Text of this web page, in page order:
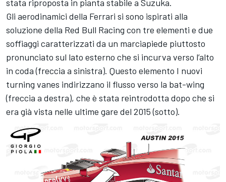
stata riproposta in pianta stabile a Suzuka.
Gli aerodinamici della Ferrari si sono ispirati alla
soluzione della Red Bull Racing con tre elementi e due
soffiaggi caratterizzati da un marciapiede piuttosto
pronunciato sul lato esterno che si incurva verso l’alto
in coda (freccia a sinistra). Questo elemento I nuovi
turning vanes indirizzano il flusso verso la bat-wing
(freccia a destra), che è stata reintrodotta dopo che si
era già vista nelle ultime gare del 2015 (sotto).